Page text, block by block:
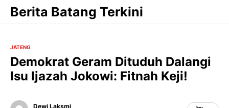
Langsung
Berita Batang Terkini
JATENG
Demokrat Geram Dituduh Dalangi
Isu Ijazah Jokowi: Fitnah Keji!
Dewi Laksmi